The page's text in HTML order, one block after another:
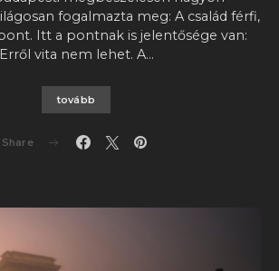
fogalmazta meg: A család férfi,
Itt a pontnak is jelentősége van:
Erről vita nem lehet. A…
tovább
Share